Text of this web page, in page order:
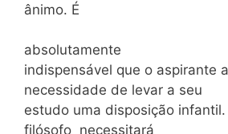
ânimo. É
absolutamente
indispensável que o aspirante
necessidade de levar a seu
estudo uma disposição
filósofo necessitará